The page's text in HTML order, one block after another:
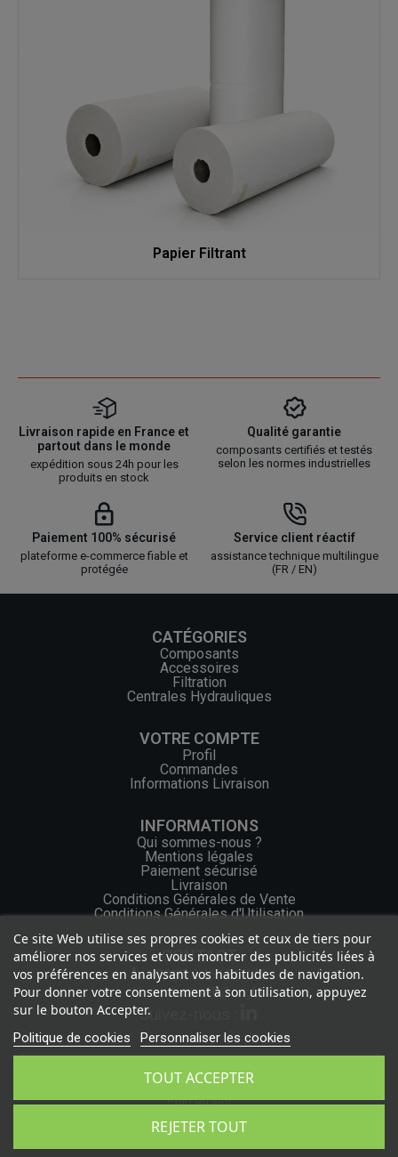
Papier Filtrant
Livraison rapide en France et
partout dans le monde
expédition sous 24h pour les
produits en stock
Qualité garantie
composants certifiés et testés
selon les normes industrielles
Paiement 100% sécurisé
plateforme e-commerce fiable et
protégée
Service client réactif
assistance technique multilingue
(FR / EN)
CATÉGORIES
Composants
Accessoires
Filtration
Centrales Hydrauliques
VOTRE COMPTE
Profil
Commandes
Informations Livraison
INFORMATIONS
Qui sommes-nous ?
Mentions légales
Paiement sécurisé
Livraison
Conditions Générales de Vente
Conditions Générales d'Utilisation
CONTACT
+33 (0) 2 46 65 57 43
contact.web@ocgf.fr
Suivez-nous :
Politique de confidentialité
Plan du site
2026 - OCGF Tous droits réservés
Ce site Web utilise ses propres cookies et ceux de tiers pour
améliorer nos services et vous montrer des publicités liées à
vos préférences en analysant vos habitudes de navigation.
Pour donner votre consentement à son utilisation, appuyez
sur le bouton Accepter.
Politique de cookies Personnaliser les cookies
REJETER TOUT
TOUT ACCEPTER